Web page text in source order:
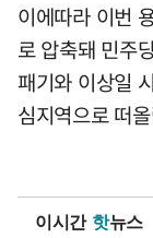
이에따라 이번
로 압축돼 민주
패기와 이상일
심지역으로 떠
이시간 핫뉴스